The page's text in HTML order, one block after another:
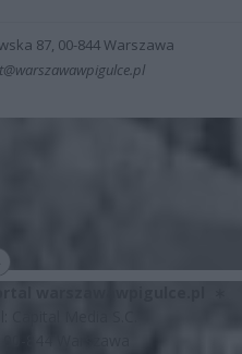
87, 00-844 Warszawa
warszawawpigulce.pl
Capital Media S.C.
844 Warszawa